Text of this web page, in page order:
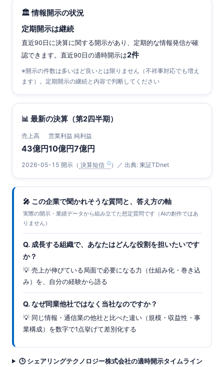
🏛 情報開示の状況
定期開示は継続
直近90日に決算に関する開示があり、定期的な情報発信が確
認できます。直近90日の適時開示は2件
※開示の件数は多いほど良いとは限りません（不祥事対応でも増え
ます）。定期開示の継続と内容で判断してください
📊 最新の決算（第2四半期）
売上高
43億円
営業利益
10億円
純利益
7億円
2026-05-15 開示（ 決算短信 ）／ 出典: 東証TDnet
🎤 この企業で聞かれそうな質問と、答え方の軸
実際の開示・業績データから組み立てた想定質問です（AIの創作ではあ
りません）
Q. 成長する組織で、あなたはどんな役割を担いたいです
か？
💡 売上が伸びている局面で必要になる力（仕組み化・巻き込
み）を、自分の経験から語る
Q. なぜ同業他社ではなく当社なのですか？
💡 同じ情報・通信業の他社と比べた違い（規模・収益性・事
業構成）を数字で1点挙げて差別化する
🕒 シェアリングテクノロジー株式会社の適時開示タイムライン